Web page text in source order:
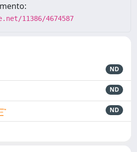
11386/4674587
ND
ND
ND